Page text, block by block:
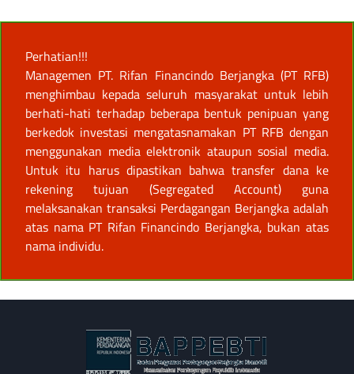
Perhatian!!!
Managemen PT. Rifan Financindo Berjangka (PT RFB)
menghimbau kepada seluruh masyarakat untuk lebih
berhati-hati terhadap beberapa bentuk penipuan yang
berkedok investasi mengatasnamakan PT RFB dengan
menggunakan media elektronik ataupun sosial media.
Untuk itu harus dipastikan bahwa transfer dana ke
rekening tujuan (Segregated Account) guna
melaksanakan transaksi Perdagangan Berjangka adalah
atas nama PT Rifan Financindo Berjangka, bukan atas
nama individu.